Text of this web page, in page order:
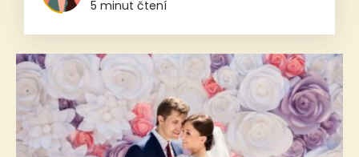
5 minut čtení